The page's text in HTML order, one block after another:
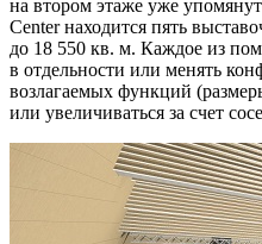
на втором этаже уже
Center находится пять
до 18 550 кв. м. Каждое из
в отдельности или менять
возлагаемых функций
или увеличиваться за счет